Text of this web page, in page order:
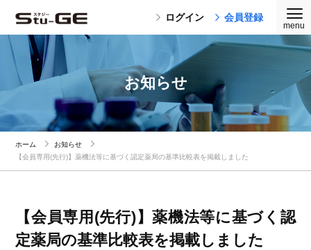
ログイン 会員登録
お知らせ
ホーム
お知らせ
【会員専用(先行)】薬機法等に基づく認定薬局の基準比較表を掲載しました
【会員専用(先行)】薬機法等に基づく認
定薬局の基準比較表を掲載しました